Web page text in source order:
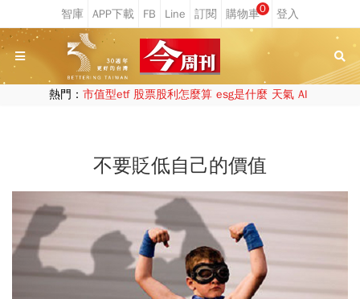
0
熱門： 市值型etf 股票股利怎麼算 esg是什麼 天氣 AI
不要貶低自己的價值